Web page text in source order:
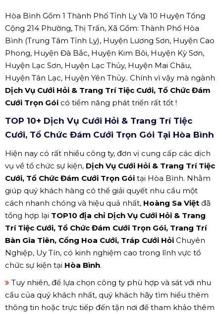
Hòa Bình Gồm 1 Thành Phố Tỉnh Lỵ Và 10 Huyện Tổng
Cộng 214 Phường, Thị Trấn, Xã Gồm: Thành Phố Hòa
Bình (Trung Tâm Tỉnh Lỵ), Huyện Lương Sơn, Huyện Cao
Phong, Huyện Đà Bắc, Huyện Kim Bôi, Huyện Kỳ Sơn,
Huyện Lạc Sơn, Huyện Lạc Thủy, Huyện Mai Châu,
Huyện Tân Lạc, Huyện Yên Thủy.. Chính vì vậy mà ngành
Dịch Vụ Cưới Hỏi & Trang Trí Tiệc Cưới, Tổ Chức Đám
Cưới Trọn Gói có tiềm năng phát triển rất tốt !
TOP 10+ Dịch Vụ Cưới Hỏi & Trang Trí Tiệc
Cưới, Tổ Chức Đám Cưới Trọn Gói Tại Hòa Bình
Hiện nay có rất nhiều công ty, đơn vị cung cấp các dịch
vụ về tổ chức sự kiện, Dịch Vụ Cưới Hỏi & Trang Trí Tiệc
Cưới, Tổ Chức Đám Cưới Trọn Gói tại Hòa Bình. Nhằm
giúp quý khách hàng có thể giải quyết nhu cầu một
cách nhanh chóng và hiệu quả nhất, Hoàng Sa Việt đã
tổng hợp lại TOP10 địa chỉ Dịch Vụ Cưới Hỏi & Trang
Trí Tiệc Cưới, Tổ Chức Đám Cưới Trọn Gói, Trang Trí
Bàn Gia Tiên, Cổng Hoa Cưới, Tráp Cưới Hỏi Chuyên
Nghiệp, Uy Tín, có kinh nghiệm cao trong lĩnh vực tổ
chức sự kiện tại Hòa Bình.
Tuy nhiên, để lựa chọn công ty phù hợp và sát với nhu
cầu của quý khách nhất, quý khách hãy tìm hiểu thêm
thông tin hoặc trực tiếp đến tận nơi để tham khảo thêm